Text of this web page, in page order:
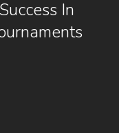
In